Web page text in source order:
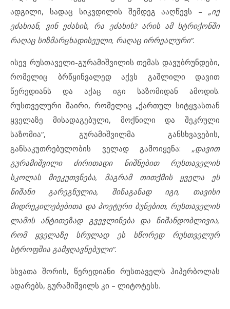
ადგილი, სადაც სიკვდილის შემდეგ ააღწევს – „იქ
ეძახიან, ვინ ეძახის, რა ეძახის? არის ამ სტრიქონში
რაღაც სიზმარცხადისეული, რაღაც ირრეალური“.
ისევ რუსთაველი-გურამიშვილის თემას დავუბრუნდები,
რომელიც ბრწყინვალედ აქვს გაშლილი დავით
წერედიანს და აქაც იგი საზომიდან ამოდის.
რუსთველური შაირი, რომელიც „ქართულ სიტყვასთან
ყველაზე მისადაგებული, მოქნილი და შეკრული
საზომია“, გურამიშვილმა განსხვავების,
განსაკუთრებულობის ველად გამოიყენა: „დავით
გურამიშვილი ძირითადი ნიშნებით რუსთაველის
სკოლას მიეკუთვნება, მაგრამ თითქმის ყველა ეს
ნიშანი გარეგნულია, შინაგანად იგი, თავისი
მიდრეკილებებითა და პოეტური ბუნებით, რუსთაველის
ლამის ანტითეზად გვევლინება და ნიშანდობლივია,
რომ ყველაზე სრულად ეს სწორედ რუსთველურ
სტროფშია გამჟღავნებული“.
სხვათა შორის, წერედიანი რუსთაველს ჰიპერბოლას
ადარებს, გურამიშვილს კი – ლიტოტესს.